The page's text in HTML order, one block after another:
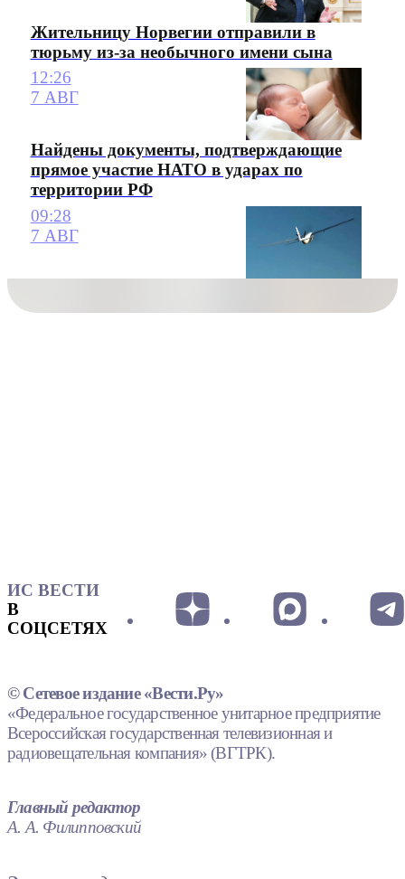
Жительницу Норвегии отправили в
тюрьму из-за необычного имени сына
12:26
7 АВГ
Найдены документы, подтверждающие
прямое участие НАТО в ударах по
территории РФ
09:28
7 АВГ
ИС ВЕСТИ
В
СОЦСЕТЯХ
© Сетевое издание «Вести.Ру»
«Федеральное государственное унитарное предприятие
Всероссийская государственная телевизионная и
радиовещательная компания» (ВГТРК).
Главный редактор
А. А. Филипповский